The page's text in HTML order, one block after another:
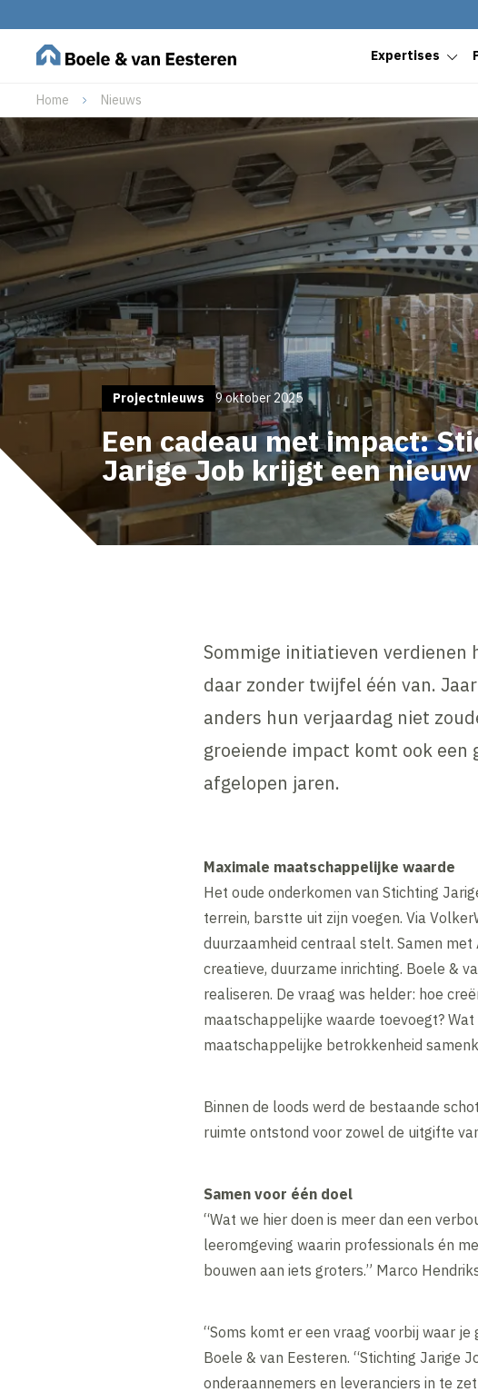
Expertises
Home Nieuws
Projectnieuws 9 oktober 2025
Een cadeau met impact:
Jarige Job krijgt een
Sommige initiatieven verdienen
daar zonder twijfel één van.
anders hun verjaardag niet
groeiende impact komt ook
afgelopen jaren.
Maximale maatschappelijke waarde
Het oude onderkomen van Stichting
terrein, barstte uit zijn voegen. Via
duurzaamheid centraal stelt. Samen
creatieve, duurzame inrichting. Boele &
realiseren. De vraag was helder: hoe
maatschappelijke waarde toevoegt?
maatschappelijke betrokkenheid
Binnen de loods werd de bestaande
ruimte ontstond voor zowel de uitgifte
Samen voor één doel
“Wat we hier doen is meer dan een
leeromgeving waarin professionals én
bouwen aan iets groters.” Marco
“Soms komt er een vraag voorbij waar
Boele & van Eesteren. “Stichting Jarige
onderaannemers en leveranciers in te